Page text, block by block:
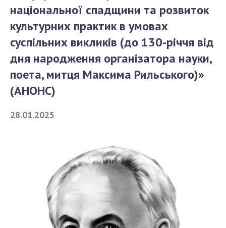
СТРУКТУРА
Президія НАН України
Апарат Президії
Секція фізико-технічних і математичних
наук
Секція хімічних і біологічних наук
Ради, комітети та комісії
Наукові центри МОН та НАН України
Громадські організації
національної спадщини та розвиток
культурних практик в умовах
суспільних викликів (до 130-річчя від
дня народження організатора науки,
поета, митця Максима Рильського)»
(АНОНС)
28.01.2025